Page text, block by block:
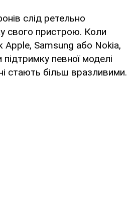
слід ретельно
свого пристрою. Коли
Apple, Samsung або Nokia,
певної моделі
стають більш вразливими.